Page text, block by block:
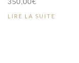
LIRE LA SUITE